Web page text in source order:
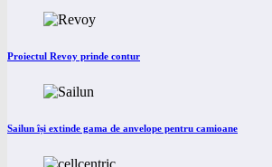
Proiectul Revoy prinde contur
Sailun își extinde gama de anvelope pentru camioane